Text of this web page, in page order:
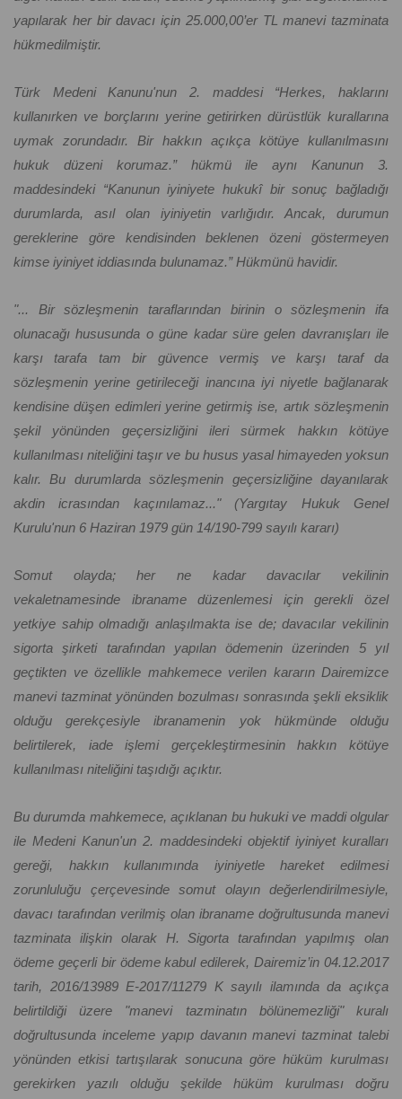
yapılarak her bir davacı için 25.000,00’er TL manevi tazminata
hükmedilmiştir.
Türk Medeni Kanunu'nun 2. maddesi “Herkes, haklarını
kullanırken ve borçlarını yerine getirirken dürüstlük kurallarına
uymak zorundadır. Bir hakkın açıkça kötüye kullanılmasını
hukuk düzeni korumaz.” hükmü ile aynı Kanunun 3.
maddesindeki “Kanunun iyiniyete hukukî bir sonuç bağladığı
durumlarda, asıl olan iyiniyetin varlığıdır. Ancak, durumun
gereklerine göre kendisinden beklenen özeni göstermeyen
kimse iyiniyet iddiasında bulunamaz.” Hükmünü havidir.
"... Bir sözleşmenin taraflarından birinin o sözleşmenin ifa
olunacağı hususunda o güne kadar süre gelen davranışları ile
karşı tarafa tam bir güvence vermiş ve karşı taraf da
sözleşmenin yerine getirileceği inancına iyi niyetle bağlanarak
kendisine düşen edimleri yerine getirmiş ise, artık sözleşmenin
şekil yönünden geçersizliğini ileri sürmek hakkın kötüye
kullanılması niteliğini taşır ve bu husus yasal himayeden yoksun
kalır. Bu durumlarda sözleşmenin geçersizliğine dayanılarak
akdin icrasından kaçınılamaz..." (Yargıtay Hukuk Genel
Kurulu'nun 6 Haziran 1979 gün 14/190-799 sayılı kararı)
Somut olayda; her ne kadar davacılar vekilinin
vekaletnamesinde ibraname düzenlemesi için gerekli özel
yetkiye sahip olmadığı anlaşılmakta ise de; davacılar vekilinin
sigorta şirketi tarafından yapılan ödemenin üzerinden 5 yıl
geçtikten ve özellikle mahkemece verilen kararın Dairemizce
manevi tazminat yönünden bozulması sonrasında şekli eksiklik
olduğu gerekçesiyle ibranamenin yok hükmünde olduğu
belirtilerek, iade işlemi gerçekleştirmesinin hakkın kötüye
kullanılması niteliğini taşıdığı açıktır.
Bu durumda mahkemece, açıklanan bu hukuki ve maddi olgular
ile Medeni Kanun'un 2. maddesindeki objektif iyiniyet kuralları
gereği, hakkın kullanımında iyiniyetle hareket edilmesi
zorunluluğu çerçevesinde somut olayın değerlendirilmesiyle,
davacı tarafından verilmiş olan ibraname doğrultusunda manevi
tazminata ilişkin olarak H. Sigorta tarafından yapılmış olan
ödeme geçerli bir ödeme kabul edilerek, Dairemiz’in 04.12.2017
tarih, 2016/13989 E-2017/11279 K sayılı ilamında da açıkça
belirtildiği üzere "manevi tazminatın bölünemezliği" kuralı
doğrultusunda inceleme yapıp davanın manevi tazminat talebi
yönünden etkisi tartışılarak sonucuna göre hüküm kurulması
gerekirken yazılı olduğu şekilde hüküm kurulması doğru